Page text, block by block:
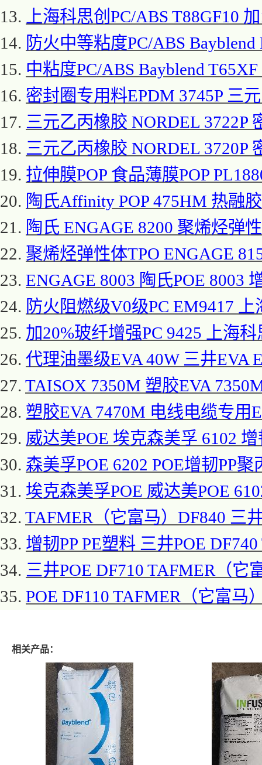
13.
上海科思创 PC/ABS T88GF10
14. 防火中等粘度PC/ABS
15. 中粘度PC/ABS Bayblend
16. 密封圈专用料EPDM 3745P 三
17. 三元乙丙橡胶 NORDEL 3722P
18. 三元乙丙橡胶 NORDEL 3720P
19. 拉伸膜POP 食品薄膜POP
20. 陶氏Affinity POP 475HM 热融
21. 陶氏 ENGAGE 8200 聚烯烃弹
22. 聚烯烃弹性体TPO ENGAGE
23. ENGAGE 8003 陶氏POE 8003
24. 防火阻燃级V0级PC EM9417 上
25. 加20%玻纤增强PC 9425 上海
26. 代理油墨级EVA 40W 三井EVA
27. TAISOX 7350M 塑胶EVA
28. 塑胶EVA 7470M 电线电缆专用
29. 威达美POE 埃克森美孚 6102 增
30. 森美孚POE 6202 POE增韧PP
31. 埃克森美孚POE 威达美POE
32. TAFMER（它富马）DF840 三
33. 增韧PP PE塑料 三井POE
34. 三井POE DF710 TAFMER（它
35. POE DF110 TAFMER（它富马
相关产品：